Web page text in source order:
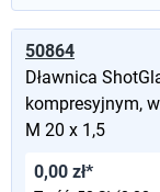
50864
Dławnica
kompresyjnym,
M 20 x 1,5
0,00 zł*